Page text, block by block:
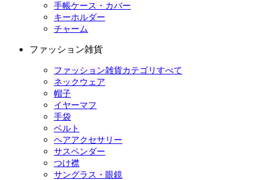
手帳ケース・カバー
キーホルダー
チャーム
ファッション雑貨
ファッション雑貨カテゴリすべて
ネックウェア
帽子
イヤーマフ
手袋
ベルト
ヘアアクセサリー
サスペンダー
つけ襟
サングラス・眼鏡